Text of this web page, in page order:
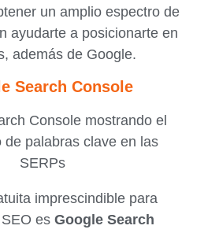
un amplio espectro de
ayudarte a posicionarte en
además de Google.
Search Console
imprescindible para
es Google Search